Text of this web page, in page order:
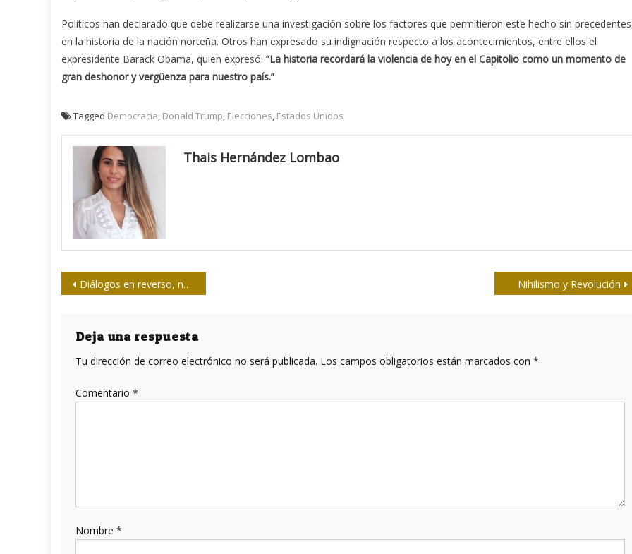
Políticos han declarado que debe realizarse una investigación sobre los factores que permitieron este hecho sin precedentes
en la historia de la nación norteña. Otros han expresado su indignación respecto a los acontecimientos, entre ellos el
expresidente Barack Obama, quien expresó: “La historia recordará la violencia de hoy en el Capitolio como un momento de
gran deshonor y vergüenza para nuestro país.”
Tagged Democracia, Donald Trump, Elecciones, Estados Unidos
Thais Hernández Lombao
Navegación
entradas
Diálogos en reverso, nueva apuesta sobre periodismo y cine documental Nihilismo y Revolución
Deja una respuesta
Tu dirección de correo electrónico no será publicada. Los campos obligatorios están marcados con *
Comentario *
Nombre *